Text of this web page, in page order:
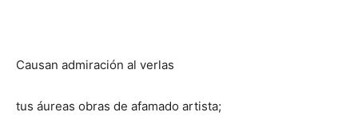
Causan admiración al verlas
tus áureas obras de afamado artista;